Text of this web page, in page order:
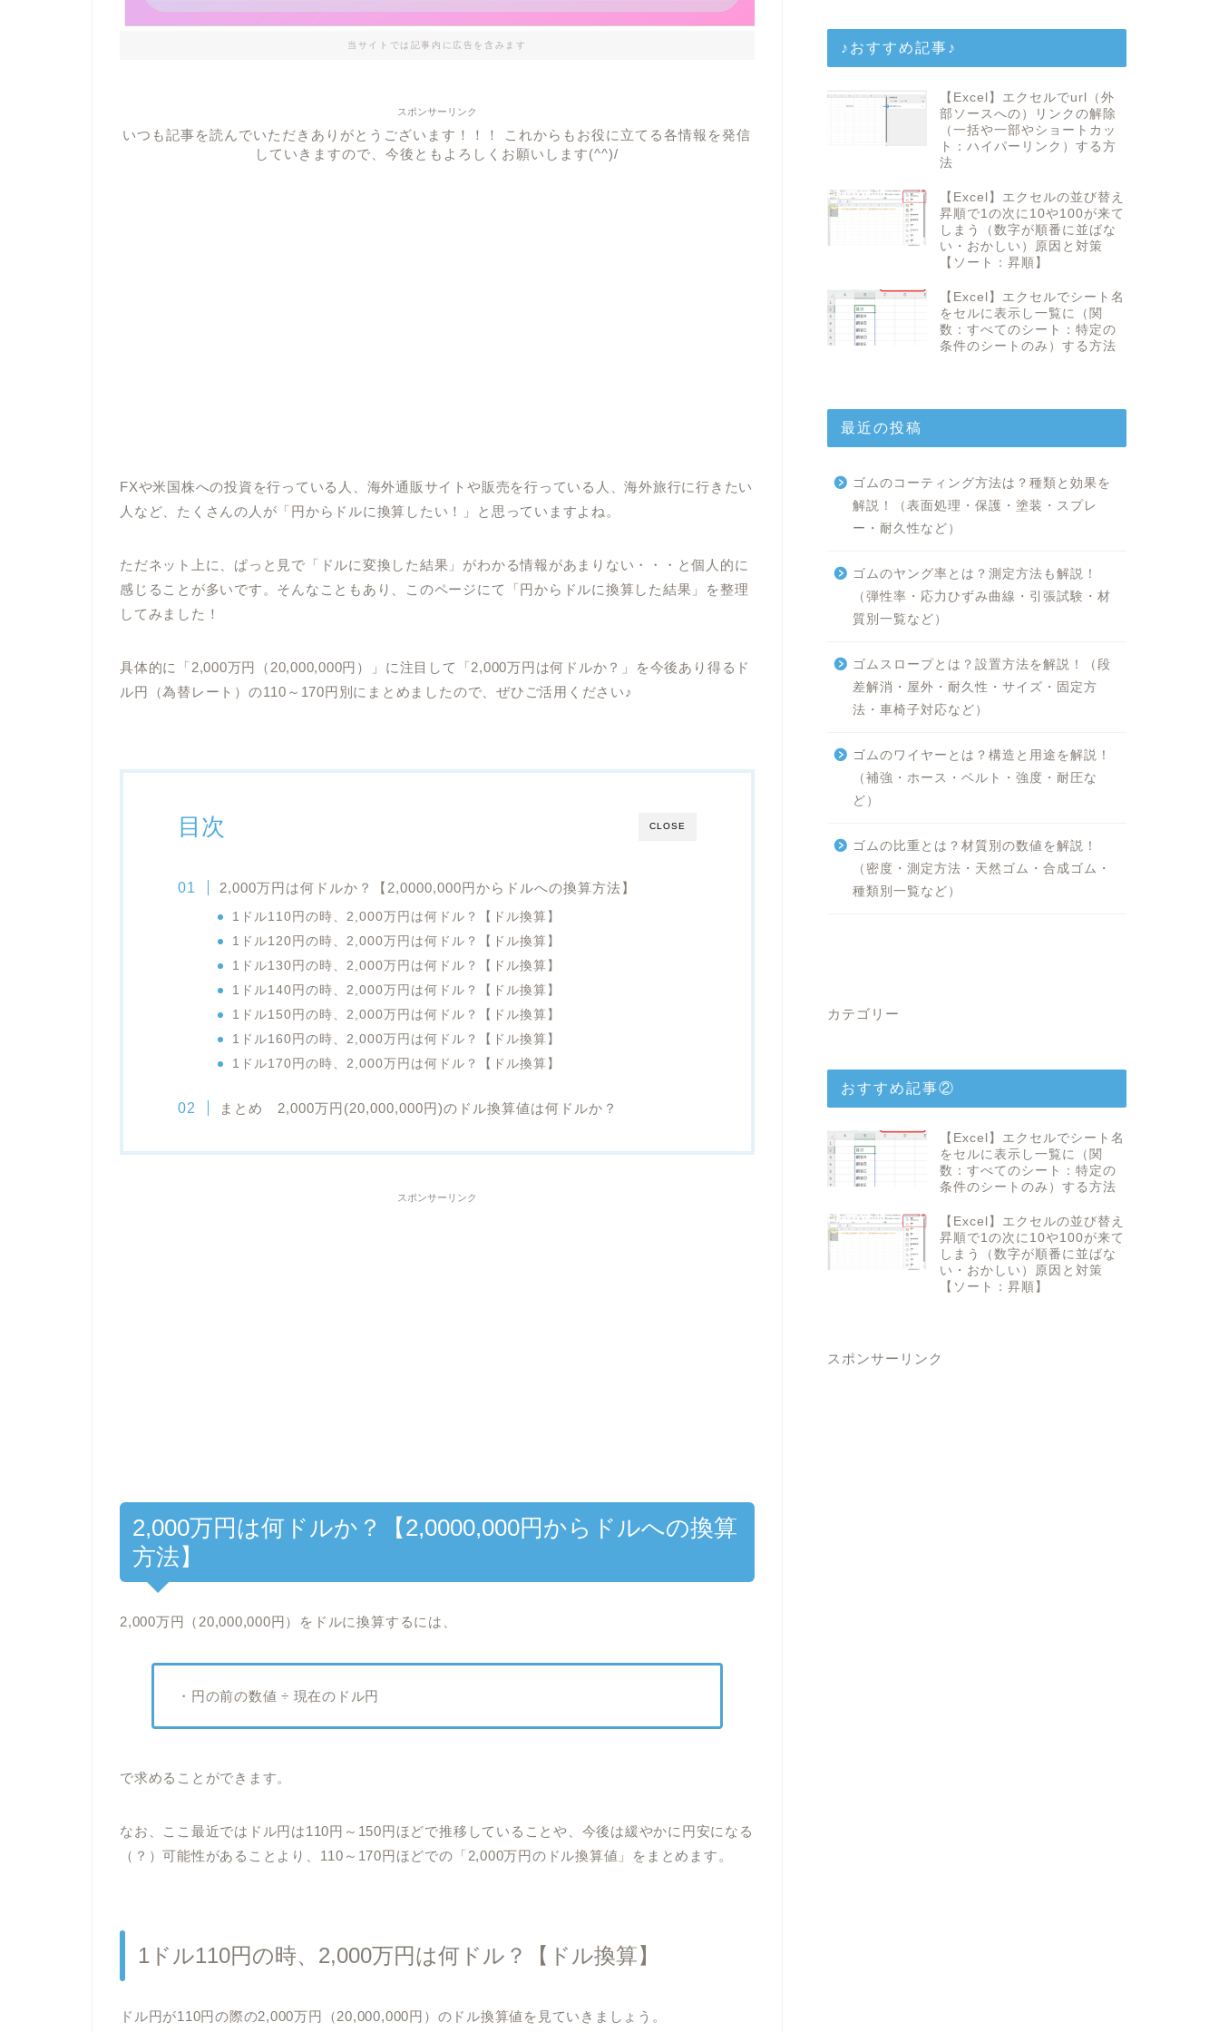
当サイトでは記事内に広告を含みます
スポンサーリンク
いつも記事を読んでいただきありがとうございます！！！ これからもお役に立てる各情報を発信
していきますので、今後ともよろしくお願いします(^^)/
FXや米国株への投資を行っている人、海外通販サイトや販売を行っている人、海外旅行に行きたい
人など、たくさんの人が「円からドルに換算したい！」と思っていますよね。
ただネット上に、ぱっと見で「ドルに変換した結果」がわかる情報があまりない・・・と個人的に
感じることが多いです。そんなこともあり、このページにて「円からドルに換算した結果」を整理
してみました！
具体的に「2,000万円（20,000,000円）」に注目して「2,000万円は何ドルか？」を今後あり得るド
ル円（為替レート）の110～170円別にまとめましたので、ぜひご活用ください♪
CLOSE
目次
2,000万円は何ドルか？【2,0000,000円からドルへの換算方法】
1ドル110円の時、2,000万円は何ドル？【ドル換算】
1ドル120円の時、2,000万円は何ドル？【ドル換算】
1ドル130円の時、2,000万円は何ドル？【ドル換算】
1ドル140円の時、2,000万円は何ドル？【ドル換算】
1ドル150円の時、2,000万円は何ドル？【ドル換算】
1ドル160円の時、2,000万円は何ドル？【ドル換算】
1ドル170円の時、2,000万円は何ドル？【ドル換算】
まとめ 2,000万円(20,000,000円)のドル換算値は何ドルか？
スポンサーリンク
2,000万円は何ドルか？【2,0000,000円からドルへの換算
方法】
2,000万円（20,000,000円）をドルに換算するには、
・円の前の数値 ÷ 現在のドル円
で求めることができます。
なお、ここ最近ではドル円は110円～150円ほどで推移していることや、今後は緩やかに円安になる
（？）可能性があることより、110～170円ほどでの「2,000万円のドル換算値」をまとめます。
1ドル110円の時、2,000万円は何ドル？【ドル換算】
ドル円が110円の際の2,000万円（20,000,000円）のドル換算値を見ていきましょう。
♪おすすめ記事♪
【Excel】エクセルでurl（外
部ソースへの）リンクの解除
（一括や一部やショートカッ
ト：ハイパーリンク）する方
法
【Excel】エクセルの並び替え
昇順で1の次に10や100が来て
しまう（数字が順番に並ばな
い・おかしい）原因と対策
【ソート：昇順】
【Excel】エクセルでシート名
をセルに表示し一覧に（関
数：すべてのシート：特定の
条件のシートのみ）する方法
最近の投稿
ゴムのコーティング方法は？種類と効果を
解説！（表面処理・保護・塗装・スプレ
ー・耐久性など）
ゴムのヤング率とは？測定方法も解説！
（弾性率・応力ひずみ曲線・引張試験・材
質別一覧など）
ゴムスロープとは？設置方法を解説！（段
差解消・屋外・耐久性・サイズ・固定方
法・車椅子対応など）
ゴムのワイヤーとは？構造と用途を解説！
（補強・ホース・ベルト・強度・耐圧な
ど）
ゴムの比重とは？材質別の数値を解説！
（密度・測定方法・天然ゴム・合成ゴム・
種類別一覧など）
カテゴリー
おすすめ記事②
【Excel】エクセルでシート名
をセルに表示し一覧に（関
数：すべてのシート：特定の
条件のシートのみ）する方法
【Excel】エクセルの並び替え
昇順で1の次に10や100が来て
しまう（数字が順番に並ばな
い・おかしい）原因と対策
【ソート：昇順】
スポンサーリンク